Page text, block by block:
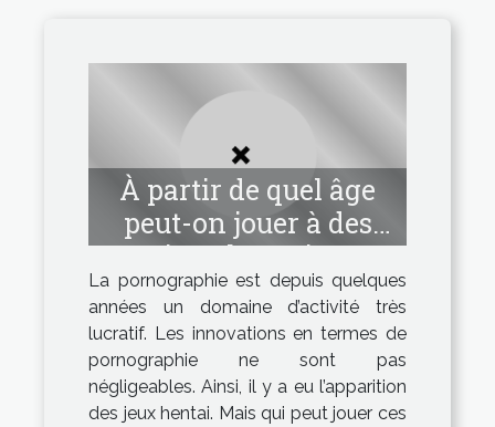
À partir de quel âge
peut-on jouer à des
jeux hentai ?
La pornographie est depuis quelques
années un domaine d’activité très
lucratif. Les innovations en termes de
pornographie ne sont pas
négligeables. Ainsi, il y a eu l’apparition
des jeux hentai. Mais qui peut jouer ces